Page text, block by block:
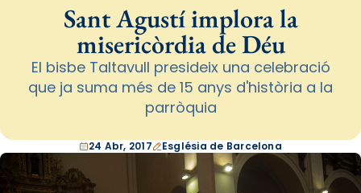
Sant Agustí implora la
misericòrdia de Déu
El bisbe Taltavull presideix una celebració
que ja suma més de 15 anys d'història a la
parròquia
24 Abr, 2017 Església de Barcelona